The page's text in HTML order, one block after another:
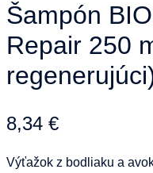
Šampón
Repair 250
8,34 €
Výťažok z bodliaku a